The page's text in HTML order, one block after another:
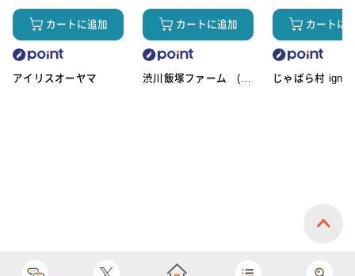
カートに追加
アイリスオーヤマ
カートに追加
渋川飯塚ファーム (ア
カートに
じゃばら村